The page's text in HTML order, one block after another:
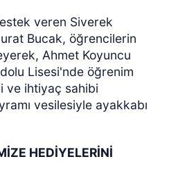
veren Siverek
Bucak, öğrencilerin
Ahmet Koyuncu
Lisesi'nde öğrenim
ve ihtiyaç sahibi
vesilesiyle ayakkabı
HEDİYELERİNİ